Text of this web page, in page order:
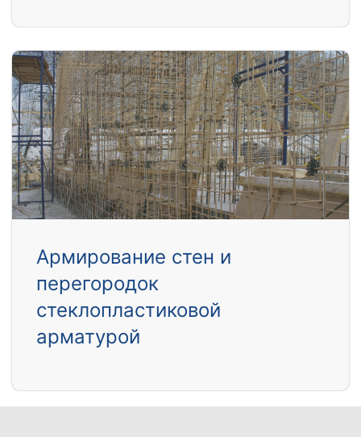
Армирование стен и
перегородок
стеклопластиковой
арматурой